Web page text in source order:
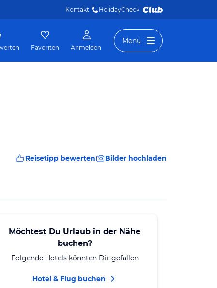
Kontakt HolidayCheck
Favoriten Anmelden
Menü
Reisetipp bewerten Bilder hochladen
Möchtest Du Urlaub in der Nähe
buchen?
Folgende Hotels könnten Dir gefallen
Hotel & Flug buchen